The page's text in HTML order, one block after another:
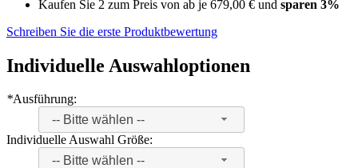
Kaufen Sie 2 zum Preis von ab je 679,00 € und sparen 3%
Schreiben Sie die erste Produktbewertung
Individuelle Auswahloptionen
*Ausführung:
-- Bitte wählen --
Individuelle Auswahl Größe:
-- Bitte wählen --